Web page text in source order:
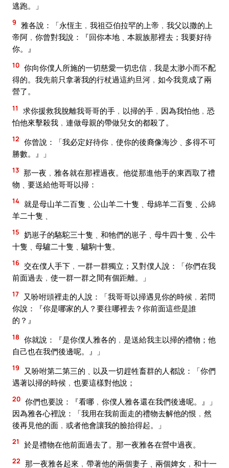
逃跑。」
9
雅各說：「永恆主﹐我祖亞伯拉罕的上帝﹐我父以撒的上
帝阿﹐你曾對我說：『回你本地﹑本親族那裡去；我要好待
你。』
10 你向你僕人所施的一切慈愛一切忠信﹐我是太渺小而不配
得的。我先前只拿著我的行杖過這約旦河﹐如今我竟成了兩
營了。
11
求你援救我脫離我哥哥的手﹐以掃的手﹐因為我怕他﹐恐
怕他來擊殺我﹐連做母親的帶做兒女的都殺了。
12 你曾說：「我必定好待你﹐使你的後裔像海沙﹑多得不可
勝數。』」
13 那一夜﹐雅各就在那裡過夜。他從那進他手的東西取了禮
物﹑要送給他哥哥以掃：
14 就是母山羊二百隻﹑公山羊二十隻﹑母綿羊二百隻﹑公綿
羊二十隻﹑
15 奶崽子的駱駝三十隻﹑和牠們的崽子﹑母牛四十隻﹑公牛
十隻﹑母驢二十隻﹑驢駒十隻。
16 交在僕人手下﹐一群一群獨立；又對僕人說：「你們在我
前面過去﹐使一群一群之間有個距離。」
17
又吩咐頭裡走的人說：「我哥哥以掃遇見你的時候﹐若問
你說：『你是哪家的人？要往哪裡去？你前面這些是誰
的？』
18 你就說：『是你僕人雅各的﹐是送給我主以掃的禮物；他
自己也在我們後邊呢。』」
19
又吩咐第二第三的﹑以及一切趕牲畜群的人都說：「你們
遇著以掃的時候﹐也要這樣對他說；
20 你們也要說：『看哪﹐你僕人雅各還在我們後邊呢。』」
因為雅各心裡說：「我用在我前面走的禮物去解他的恨﹐然
後再見他的面﹐或者他會讓我的臉抬得起。」
21 於是禮物在他前面過去了。那一夜雅各在營中過夜。
22 那一夜雅各起來﹐帶著他的兩個妻子﹑兩個婢女﹐和十一